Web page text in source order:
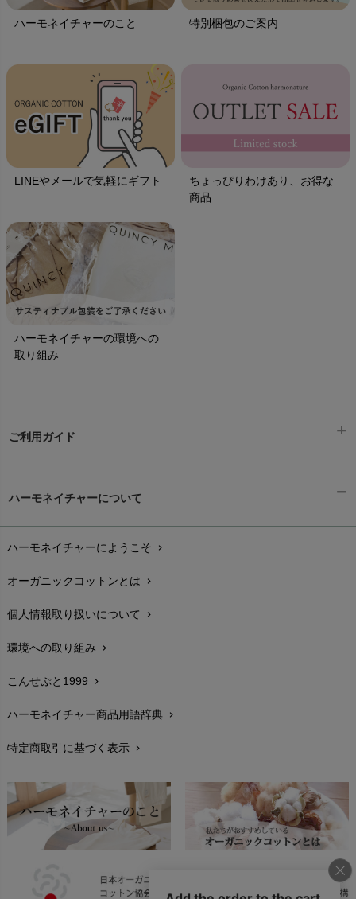
ハーモネイチャーのこと 特別梱包のご案内
LINEやメールで気軽にギフト
ちょっぴりわけあり、お得な
商品
ハーモネイチャーの環境への
取り組み
ご利用ガイド
配送と送料chevron_right
在庫状況と発送予定chevron_right
サイズ・寸法chevron_right
生地・素材chevron_right
お手入れについて
レビューを書こうchevron_right
返品交換chevron_right
FAXでのご注文
お問い合わせchevron_right
ハーモネイチャーについて
ハーモネイチャーにようこそ chevron_right
オーガニックコットンとは chevron_right
個人情報取り扱いについて chevron_right
環境への取り組み chevron_right
こんせぷと1999 chevron_right
ハーモネイチャー商品用語辞典 chevron_right
特定商取引に基づく表示 chevron_right